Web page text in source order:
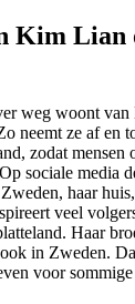
Kim Lian
weg woont
neemt ze af en
zodat mensen
sociale media
haar
veel
Haar
in Zweden.
voor